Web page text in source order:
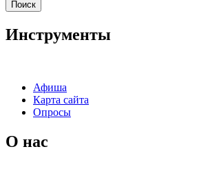
Инструменты
Афиша
Карта сайта
Опросы
О нас